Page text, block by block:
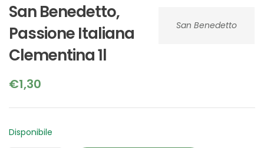
San Benedetto
San Benedetto,
Passione Italiana
Clementina 1l
€1,30
Disponibile